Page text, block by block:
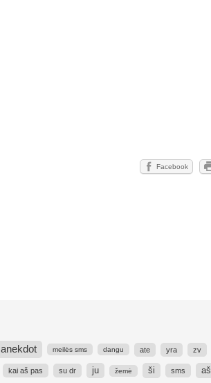
Facebook
anekdot meilės sms dangu ate yra zv
kai aš pas su dr ju žemė ši sms aš